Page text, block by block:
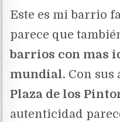
Este es mi barrio
parece que
barrios con mas
mundial. Con sus
Plaza de los
autenticidad